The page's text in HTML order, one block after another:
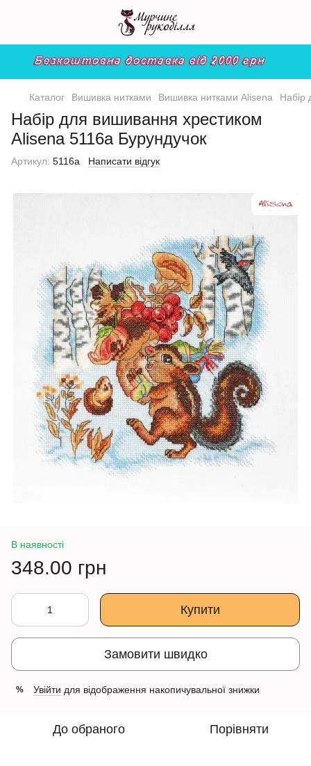
Каталог Вишивка нитками Вишивка нитками Alisena Набір
Набір для вишивання хрестиком
Alisena 5116а Бурундучок
Артикул: 5116а Написати відгук
В наявності
348.00 грн
Купити
Замовити швидко
% Увійти для відображення накопичувальної знижки
До обраного Порівняти